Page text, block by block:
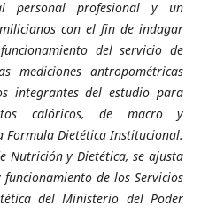
personal profesional y un
con el fin de indagar
del servicio de
mediciones antropométricas
integrantes del estudio para
calóricos, de macro y
Formula Dietética Institucional.
Nutrición y Dietética, se ajusta
funcionamiento de losServicios
del Ministerio del Poder